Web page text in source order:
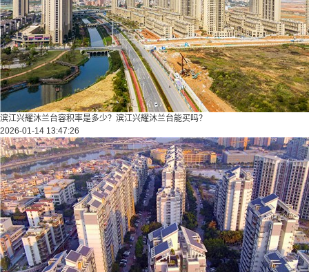
滨江兴耀沐兰台容积率是多少？滨江兴耀沐兰台能买吗？
2026-01-14 13:47:26